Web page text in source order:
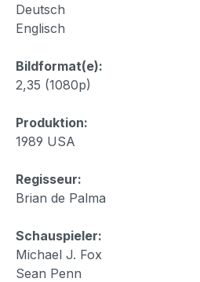
Deutsch
Englisch
Bildformat(e):
2,35 (1080p)
Produktion:
1989 USA
Regisseur:
Brian de Palma
Schauspieler:
Michael J. Fox
Sean Penn